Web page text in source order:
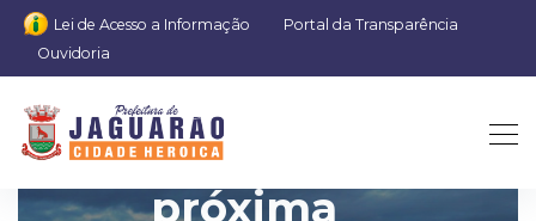
Lei de Acesso a Informação
Portal da Transparência
Ouvidoria
Na
próxima